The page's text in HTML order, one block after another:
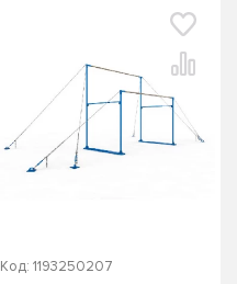
Код: 1193250207